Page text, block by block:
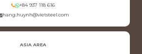
+84 937 118 616
hang.huynh@vietsteel.com
ASIA AREA